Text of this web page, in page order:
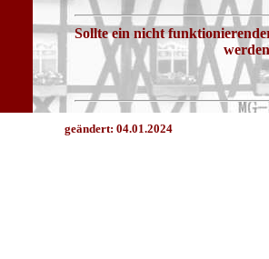
Sollte ein nicht
geändert: 04.01.2024